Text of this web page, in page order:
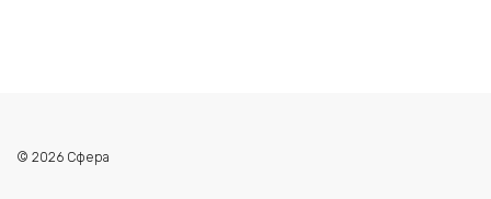
© 2026 Сфера